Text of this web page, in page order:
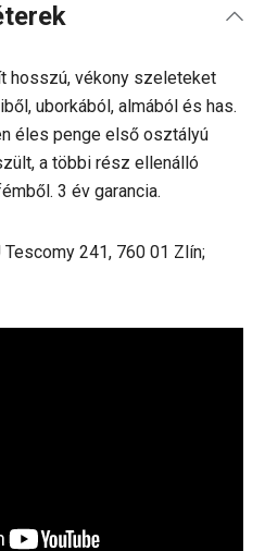
hosszú, vékony szeleteket
uborkából, almából és has.
éles penge első osztályú
a többi rész ellenálló
3 év garancia.
Tescomy 241, 760 01 Zlín;